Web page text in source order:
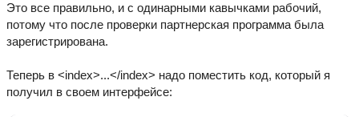
Это все правильно, и с одинарными кавычками рабочий,
потому что после проверки партнерская программа была
зарегистрирована.
Теперь в <index>...</index> надо поместить код, который я
получил в своем интерфейсе: